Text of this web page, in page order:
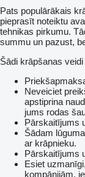
Pats populārākais
pieprasīt noteiktu
tehnikas pirkumu.
summu un pazust,
Šādi krāpšanas
Neveiciet
apstiprina
jums rodas
Pārskaitījums
Šādam
ar krāpnieku.
Pārskaitījums
Esiet
kompānijām,